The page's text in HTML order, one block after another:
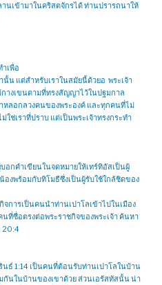
นเข้ามาในคริสตจักรได้ ท่านปรารถนาให้
เพื่อ
น แต่สำหรับเราในสมัยนี้ด้วยอ พระเจ้า
างเขนตามที่ทรงสัญญาไว้ในปฐมกาล
หลอกลวงคนของพระองค์ และทุกคนที่ไม่
ช่เราที่ปราบ แต่เป็นพระเจ้าทรงกระทำ
อกคำเขียนในจดหมายให้เทร์ทิอัสเป็นผู้
องพร้อมกับทิโมธีซึ่งเป็นผู้รับใช้ใกล้ชิดของ
จการเป็นคนนำท่านเปาโลเข้าไปในเมือง
ที่ซื่อตรงต่อพระราชกิจของพระเจ้า ค้นหา
20:4
นธ์ 1:14 เป็นคนที่ต้อนรับท่านเปาโลในบ้าน
กันในบ้านของเขาด้วย ส่วนเอรัสทัสนั้น น่า